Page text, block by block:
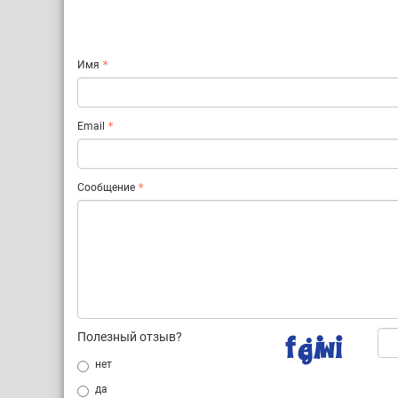
Имя
Email
Сообщение
Полезный отзыв?
нет
да